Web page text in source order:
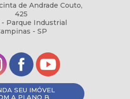
de Andrade Couto,
425
- Parque Industrial
- SP
SEU IMÓVEL
A PLANO B